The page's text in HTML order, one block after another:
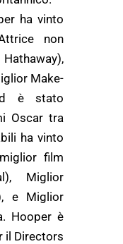
ha vinto
non
Make-
è stato
Oscar tra
ha vinto
film
Miglior
e Miglior
Hooper è
il Directors